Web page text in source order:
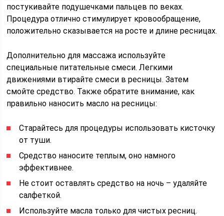
постукивайте подушечками пальцев по веках.
Процедура отлично стимулирует кровообращение,
положительно сказывается на росте и длине ресницах.
Дополнительно для массажа используйте
специальные питательные смеси. Легкими
движениями втирайте смеси в ресницы. Затем
смойте средство. Также обратите внимание, как
правильно наносить масло на ресницы:
Старайтесь для процедуры использовать кисточку
от туши.
Средство наносите теплым, оно намного
эффективнее.
Не стоит оставлять средство на ночь – удаляйте
салфеткой.
Используйте масла только для чистых ресниц.